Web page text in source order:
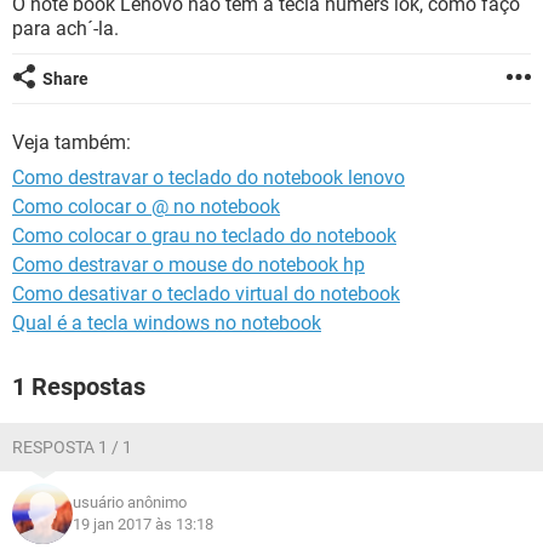
INSTAGRAM GMAIL
OUTLOOK
INSTAGRAM
para ach´-la.
Share
Veja também:
Como destravar o teclado do notebook lenovo
Como colocar o @ no notebook
Como colocar o grau no teclado do notebook
Como destravar o mouse do notebook hp
Como desativar o teclado virtual do notebook
Qual é a tecla windows no notebook
1 Respostas
RESPOSTA 1 / 1
usuário anônimo
19 jan 2017 às 13:18